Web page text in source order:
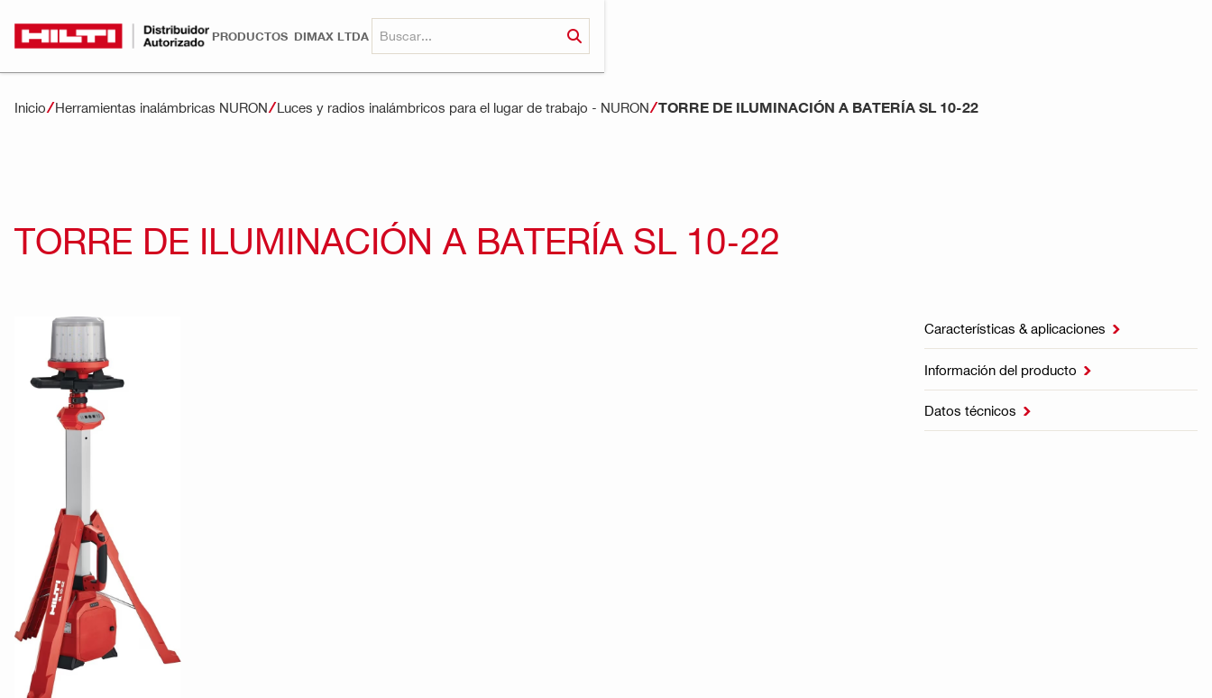
PRODUCTOS DIMAX LTDA
Inicio Herramientas inalámbricas NURON Luces y radios inalámbricos para el lugar de trabajo - NURON TORRE DE ILUMINACIÓN A BATERÍA SL 10-22
TORRE DE ILUMINACIÓN A BATERÍA SL 10-22
Características & aplicaciones 
Información del producto 
Datos técnicos 